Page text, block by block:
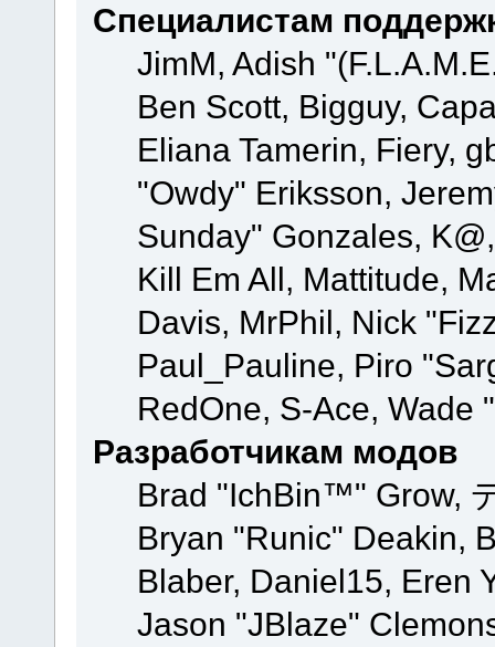
Специалистам
JimM, Adish
Ben Scott, Bigguy,
Eliana Tamerin, Fiery,
"Owdy" Eriksson,
Sunday" Gonzales,
Kill Em All, Mattitude,
Davis, MrPhil, Nick
Paul_Pauline, Piro
RedOne, S-Ace,
Разработчикам модов
Brad "IchBin™" Grow,
Bryan "Runic" Deakin,
Blaber, Daniel15, Eren
Jason "JBlaze"